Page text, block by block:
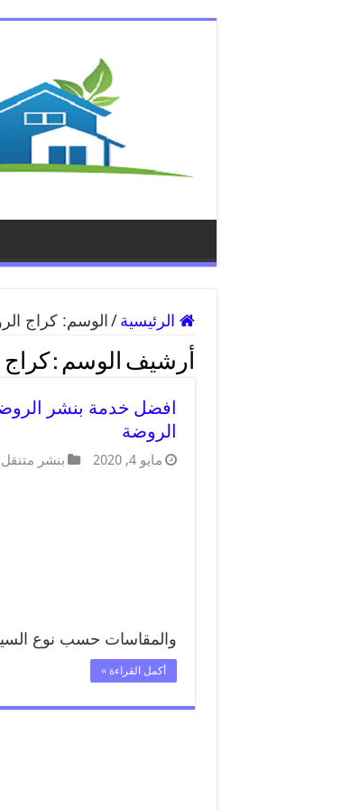
الرئيسية / الوسم:كراج
أرشيف الوسم :
الروضة
مايو 4, 2020 بنشر متنقل
والمقاسات حسب نوع
أكمل القراءة »